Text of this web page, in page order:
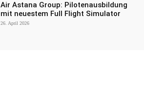
Air Astana Group: Pilotenausbildung
mit neuestem Full Flight Simulator
26. April 2026